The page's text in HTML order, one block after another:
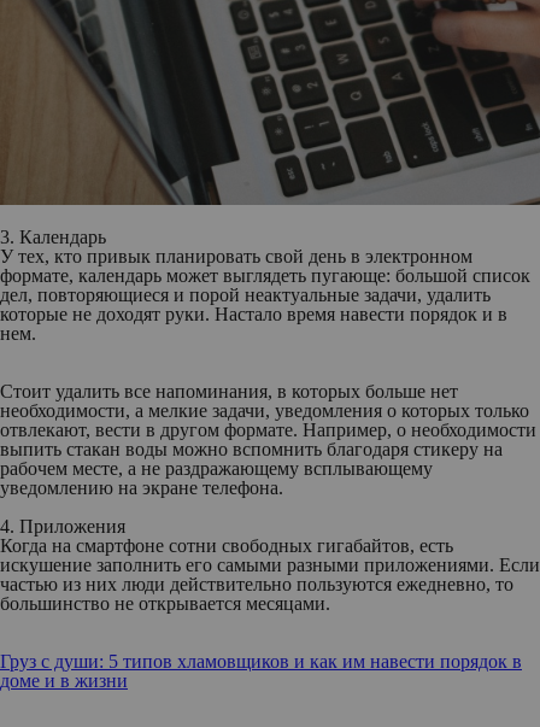
3. Календарь
У тех, кто привык планировать свой день в электронном
формате, календарь может выглядеть пугающе: большой список
дел, повторяющиеся и порой неактуальные задачи, удалить
которые не доходят руки. Настало время навести порядок и в
нем.
Стоит удалить все напоминания, в которых больше нет
необходимости, а мелкие задачи, уведомления о которых только
отвлекают, вести в другом формате. Например, о необходимости
выпить стакан воды можно вспомнить благодаря стикеру на
рабочем месте, а не раздражающему всплывающему
уведомлению на экране телефона.
4. Приложения
Когда на смартфоне сотни свободных гигабайтов, есть
искушение заполнить его самыми разными приложениями. Если
частью из них люди действительно пользуются ежедневно, то
большинство не открывается месяцами.
Груз с души: 5 типов хламовщиков и как им навести порядок в
доме и в жизни